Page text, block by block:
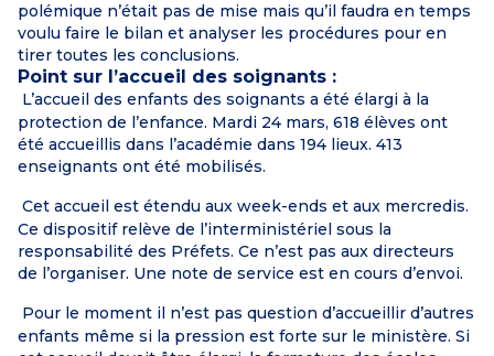
polémique n’était pas de mise mais qu’il faudra en temps
voulu faire le bilan et analyser les procédures pour en
tirer toutes les conclusions.
Point sur l’accueil des soignants :
L’accueil des enfants des soignants a été élargi à la
protection de l’enfance. Mardi 24 mars, 618 élèves ont
été accueillis dans l’académie dans 194 lieux. 413
enseignants ont été mobilisés.
Cet accueil est étendu aux week-ends et aux mercredis.
Ce dispositif relève de l’interministériel sous la
responsabilité des Préfets. Ce n’est pas aux directeurs
de l’organiser. Une note de service est en cours d’envoi.
Pour le moment il n’est pas question d’accueillir d’autres
enfants même si la pression est forte sur le ministère. Si